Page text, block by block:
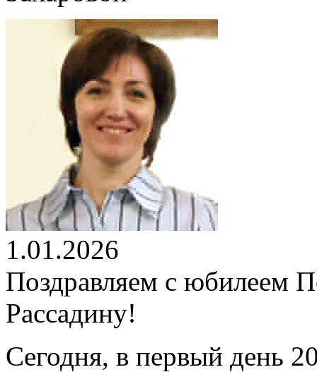
1.01.2026
Поздравляем с юбилеем
Рассадину!
Сегодня, в первый день